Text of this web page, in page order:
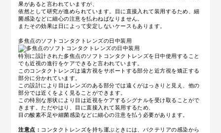
果があると言われていますが、
依然として研究が進められています。目に直接入れて装用するため、細
菌感染などに細心の注意を払わねばなりません。
またその効果は日によって安定しないケースもあります。
多焦点のソフトコンタクトレンズの日中装用
特別に設計された多焦点のソフトコンタクトレンズを日中使用すること
でも近視の進行をケアできると言われています。
このコンタクトレンズは遠方視をサポートする部分と近方視を矯正する
部分に分かれています。
この設計により目はレンズのある部分では遠くがはっきりと見え、他の
部分では近くをよく見ることができます。
この特別な形状により目は近視をケアするシグナルを受け取ることがで
きます。ただやはり、目に直接入れて装用するため、
目の酸素不足や細菌感染などに細心の注意を払う必要があります。
注意点： コンタクトレンズを持ち運ぶときには、バクテリアの感染から